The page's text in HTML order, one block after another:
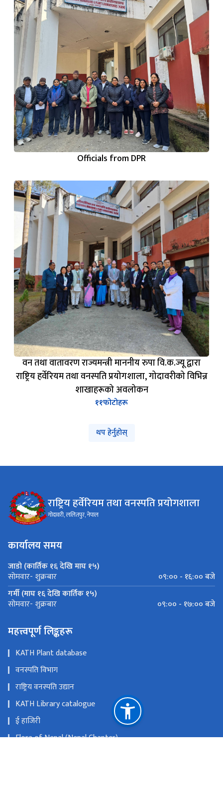
Officials from DPR
वन तथा वातावरण राज्यमन्त्री माननीय रुपा वि.क.ज्यू द्वारा
राष्ट्रिय हर्वेरियम तथा वनस्पति प्रयोगशाला, गोदावरीको विभिन्न
शाखाहरूको अवलोकन
११फोटोहरू
थप हेर्नुहोस्
राष्ट्रिय हर्वेरियम तथा वनस्पति प्रयोगशाला
गोदावरी, ललितपुर, नेपाल
कार्यालय समय
जाडो (कार्तिक १६ देखि माघ १५)
सोमवार- शुक्रबार
०९:०० - १६:०० बजे
गर्मी (माघ १६ देखि कार्तिक १५)
सोमवार- शुक्रबार ०९:०० - १७:०० बजे
महत्त्वपूर्ण लिङ्कहरू
KATH Plant database
वनस्पति विभाग
राष्ट्रिय वनस्पति उद्यान
KATH Library catalogue
ई हाजिरी
Flora of Nepal (Nepal Chapter)